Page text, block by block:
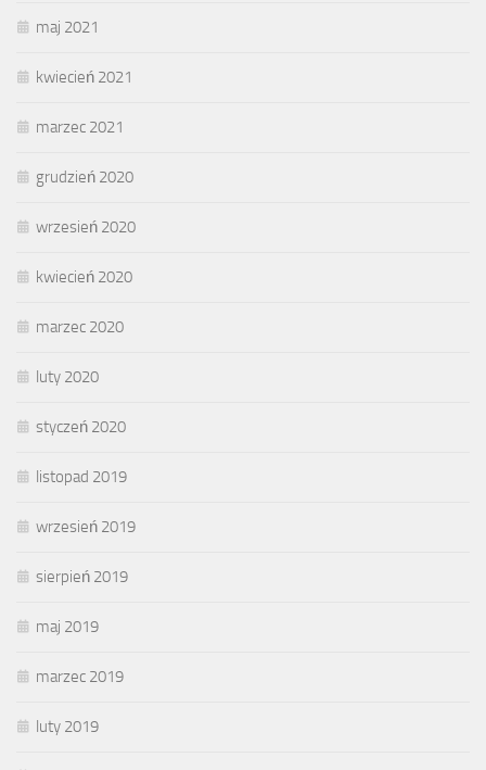
maj 2021
kwiecień 2021
marzec 2021
grudzień 2020
wrzesień 2020
kwiecień 2020
marzec 2020
luty 2020
styczeń 2020
listopad 2019
wrzesień 2019
sierpień 2019
maj 2019
marzec 2019
luty 2019